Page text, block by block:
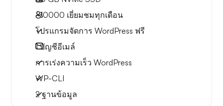
~10000 เยี่ยมชมทุกเดือน
โปรแกรมจัดการ WordPress ฟรี
1บัญชีอีเมล์
การเร่งความเร็ว WordPress
WP-CLI
2 ฐานข้อมูล